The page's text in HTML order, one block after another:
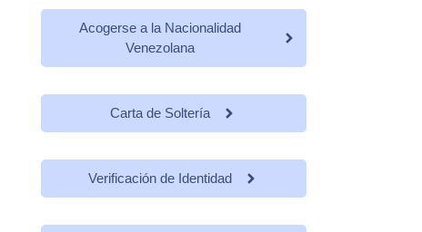
Acogerse a la Nacionalidad
Venezolana
Carta de Soltería
Verificación de Identidad